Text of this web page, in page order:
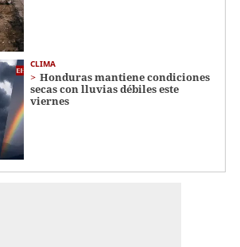
CLIMA
Honduras mantiene condiciones
secas con lluvias débiles este
viernes